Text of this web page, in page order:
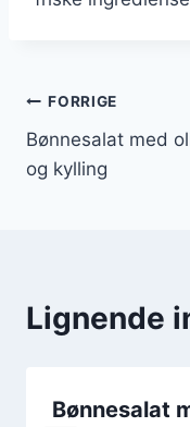
FORRIGE
Bønnesalat med
og kylling
Lignende
Bønnesalat